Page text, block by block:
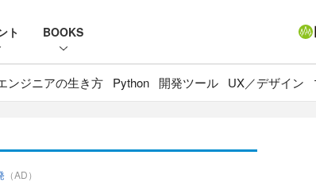
ト BOOKS
ンジニアの生き方 Python 開発ツール UX／デザイン
（AD）